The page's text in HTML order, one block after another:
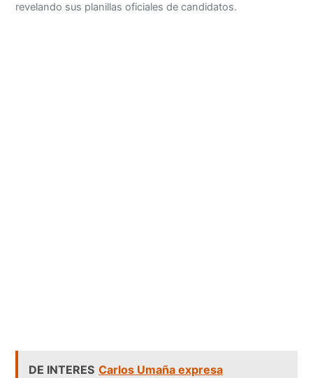
revelando sus planillas oficiales de candidatos.
DE INTERES Carlos Umaña expresa